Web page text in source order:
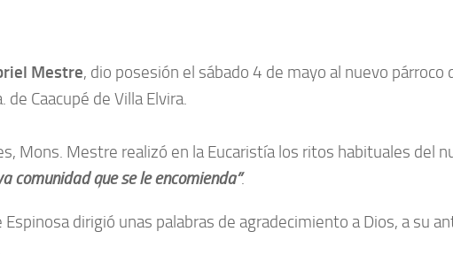
Mestre, dio posesión el sábado 4 de mayo al nuevo
de Caacupé de Villa Elvira.
Mons. Mestre realizó en la Eucaristía los ritos habituales del
comunidad que se le encomienda”.
Espinosa dirigió unas palabras de agradecimiento a Dios, a su